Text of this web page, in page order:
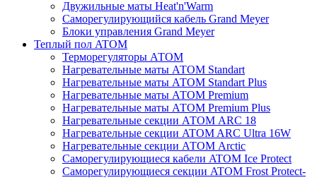
Двужильные маты Heat'n'Warm
Саморегулирующийся кабель Grand Meyer
Блоки управления Grand Meyer
Теплый пол ATOM
Терморегуляторы АТОМ
Нагревательные маты АТОМ Standart
Нагревательные маты АТОМ Standart Plus
Нагревательные маты АТОМ Premium
Нагревательные маты АТОМ Premium Plus
Нагревательные секции АТОМ ARC 18
Нагревательные секции ATOM ARC Ultra 16W
Нагревательные секции АТОМ Arctic
Саморегулирующиеся кабели ATOM Ice Protect
Саморегулирующиеся секции ATOM Frost Protect-